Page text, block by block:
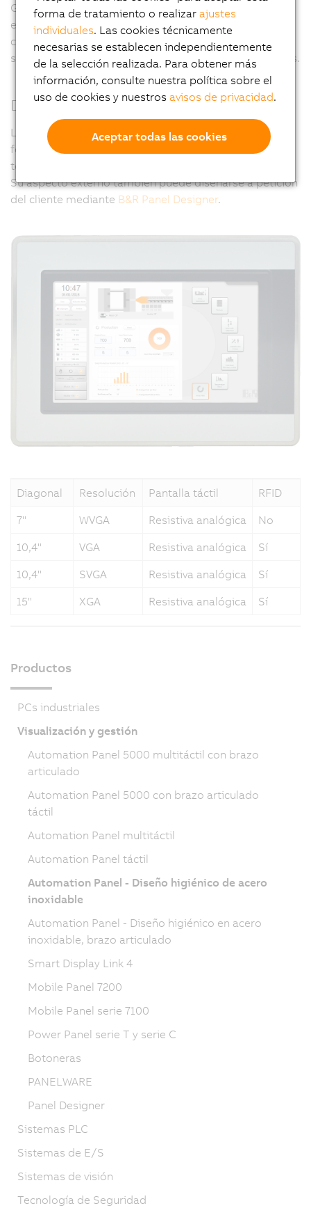
Gracias a la unidad de lectura/escritura RFID integrada
en el Panel PC, los derechos de acceso pueden
controlarse totalmente sin contacto, pero con absoluta
seguridad. No es necesario utilizar contraseñas ni llaves.
Diseño personalizado
Los paneles de diseño higiénico pueden adaptarse de
forma específica e individualizada para responder a
todas estas demandas.
Su aspecto externo también puede diseñarse a petición
del cliente mediante B&R Panel Designer.
Diagonal Resolución Pantalla táctil
RFID
7"
WVGA Resistiva analógica
No
10,4"
VGA Resistiva analógica
Sí
10,4"
SVGA Resistiva analógica
Sí
15"
XGA Resistiva analógica Sí
Productos
PCs industriales
Visualización y gestión
Automation Panel 5000 multitáctil con brazo
articulado
Automation Panel 5000 con brazo articulado
táctil
Automation Panel multitáctil
Automation Panel táctil
Automation Panel - Diseño higiénico de acero
inoxidable
Automation Panel - Diseño higiénico en acero
inoxidable, brazo articulado
Smart Display Link 4
Mobile Panel 7200
Mobile Panel serie 7100
Power Panel serie T y serie C
Botoneras
PANELWARE
Panel Designer
Sistemas PLC
Sistemas de E/S
Sistemas de visión
Tecnología de Seguridad
forma de tratamiento o realizarajustes
individuales. Las cookies técnicamente
necesarias se establecen independientemente
de la selección realizada. Para obtener más
información, consulte nuestra política sobre el
uso de cookies y nuestrosavisos de privacidad.
Aceptar todas las cookies